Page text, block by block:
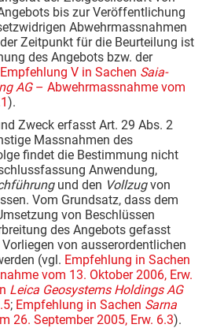
bis zur Veröffentlichung
Abwehrmassnahmen
Zeitpunkt für die Beurteilung ist
des Angebots bzw. der
V in Sachen Saia-
AG– Abwehrmassnahme vom
).
Zweck erfasst Art. 29 Abs. 2
Massnahmen des
findet die Bestimmung nicht
Anwendung,
und den Vollzugvon
Vom Grundsatz, dass dem
von Beschlüssen
des Angebots gefasst
von ausserordentlichen
(vgl. Empfehlung in Sachen
vom 13. Oktober 2006, Erw.
Leica Geosystems Holdings AG
; Empfehlung in Sachen Sarna
26. September 2005, Erw. 6.3).